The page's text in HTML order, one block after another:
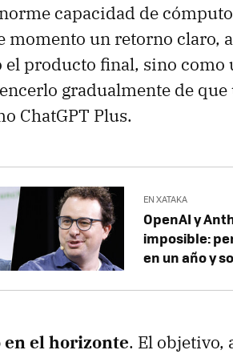
capacidad de cómputo
momento un retorno claro,
el producto final, sino como
gradualmente de
ChatGPT Plus.
EN XATAKA
OpenAI y
imposible:
en un año y
el horizonte. El objetivo,